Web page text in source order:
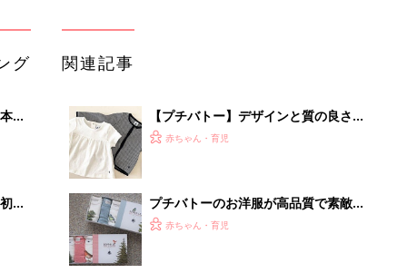
グ
め
関連記事
【プチバトー】デザインと質の良さに
脱帽！旬アイテム4選
赤ちゃん・育児
プチバトーのお洋服が高品質で素敵！
おすすめアイテム5選
赤ちゃん・育児